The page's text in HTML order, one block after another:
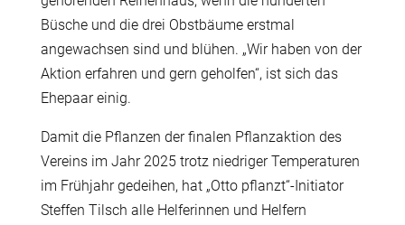
Büsche und die drei Obstbäume erstmal
angewachsen sind und blühen. „Wir haben von der
Aktion erfahren und gern geholfen“, ist sich das
Ehepaar einig.
Damit die Pflanzen der finalen Pflanzaktion des
Vereins im Jahr 2025 trotz niedriger Temperaturen
im Frühjahr gedeihen, hat „Otto pflanzt“-Initiator
Steffen Tilsch alle Helferinnen und Helfern